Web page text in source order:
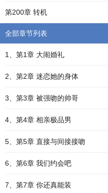
第200章 转机
全部章节列表
1、第1章 大闹婚礼
2、第2章 迷恋她的身体
3、第3章 被强吻的帅哥
4、第4章 相亲极品男
5、第5章 直接与间接接吻
6、第6章 我们约会吧
7、第7章 你还真能装